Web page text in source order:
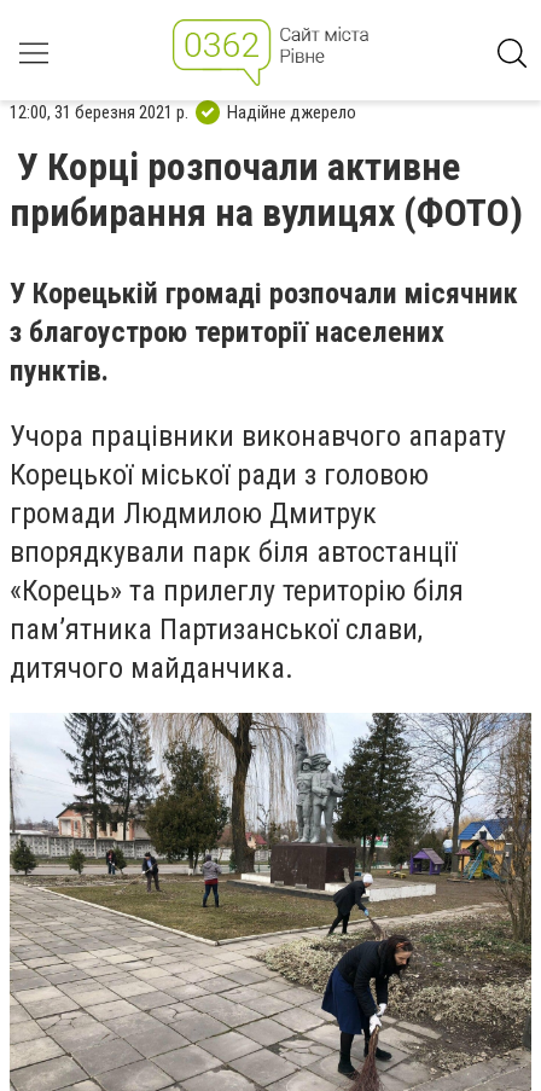
12:00, 31 березня 2021 р. Надійне джерело
У Корці розпочали активне
прибирання на вулицях (ФОТО)
У Корецькій громаді розпочали місячник
з благоустрою території населених
пунктів.
Учора працівники виконавчого апарату
Корецької міської ради з головою
громади Людмилою Дмитрук
впорядкували парк біля автостанції
«Корець» та прилеглу територію біля
пам’ятника Партизанської слави,
дитячого майданчика.